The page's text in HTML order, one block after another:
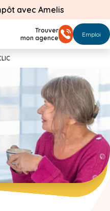
avec Amelis
Trouver
mon agence
Emploi